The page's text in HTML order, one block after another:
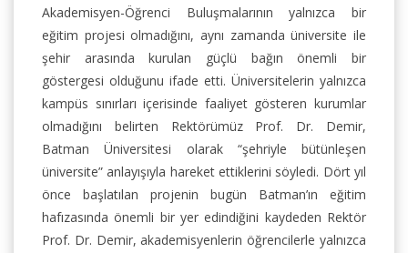
Akademisyen-Öğrenci Buluşmalarının yalnızca bir
eğitim projesi olmadığını, aynı zamanda üniversite ile
şehir arasında kurulan güçlü bağın önemli bir
göstergesi olduğunu ifade etti. Üniversitelerin yalnızca
kampüs sınırları içerisinde faaliyet gösteren kurumlar
olmadığını belirten Rektörümüz Prof. Dr. Demir,
Batman Üniversitesi olarak “şehriyle bütünleşen
üniversite” anlayışıyla hareket ettiklerini söyledi. Dört yıl
önce başlatılan projenin bugün Batman’ın eğitim
hafızasında önemli bir yer edindiğini kaydeden Rektör
Prof. Dr. Demir, akademisyenlerin öğrencilerle yalnızca